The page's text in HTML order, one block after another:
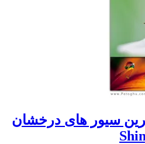
سیور های درخشان